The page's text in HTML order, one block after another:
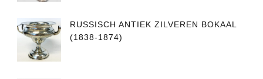
RUSSISCH ANTIEK ZILVEREN BOKAAL
(1838-1874)